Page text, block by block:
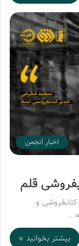
اخبار انجمن
قلم
و
بیشتر بخوانید »